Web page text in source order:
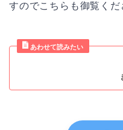
すのでこちらも御覧くだ